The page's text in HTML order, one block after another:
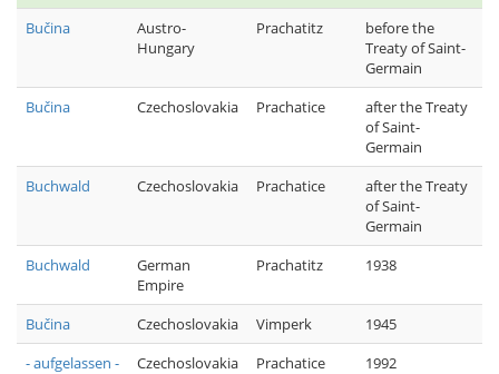
Bučina
Austro-
Hungary
Prachatitz
before the
Treaty of Saint-
Germain
Bučina
Czechoslovakia Prachatice
after the Treaty
of Saint-
Germain
Buchwald
Czechoslovakia Prachatice
after the Treaty
of Saint-
Germain
Buchwald
German
Empire
Prachatitz 1938
Bučina Czechoslovakia Vimperk
1945
- aufgelassen -
Czechoslovakia Prachatice
1992